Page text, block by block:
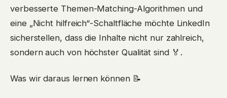
verbesserte Themen-Matching-Algorithmen und
eine „Nicht hilfreich“-Schaltfläche möchte LinkedIn
sicherstellen, dass die Inhalte nicht nur zahlreich,
sondern auch von höchster Qualität sind 🏅.
Was wir daraus lernen können 📝